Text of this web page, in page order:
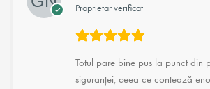
Proprietar verificat
Totul pare bine pus la punct din
siguranței, ceea ce contează